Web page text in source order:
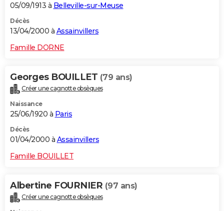
05/09/1913 à Belleville-sur-Meuse
Décès
13/04/2000 à Assainvillers
Famille DORNE
Georges BOUILLET (79 ans)
Créer une cagnotte obsèques
Naissance
25/06/1920 à Paris
Décès
01/04/2000 à Assainvillers
Famille BOUILLET
Albertine FOURNIER (97 ans)
Créer une cagnotte obsèques